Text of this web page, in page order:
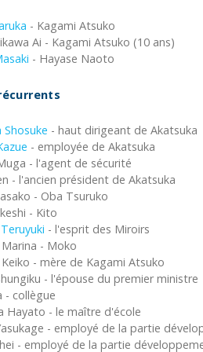
- Kagami Atsuko
Ai - Kagami Atsuko (10 ans)
- Hayase Naoto
Shosuke - haut dirigeant de Akatsuka
- employée de Akatsuka
- l'agent de sécurité
- l'ancien président de Akatsuka
- Oba Tsuruko
- Kito
- l'esprit des Miroirs
- Moko
- mère de Kagami Atsuko
- l'épouse du premier ministre
- collègue
Hayato - le maître d'école
- employé de la partie
- employé de la partie